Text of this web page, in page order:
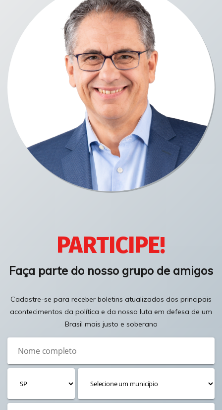
PARTICIPE!
Faça parte do nosso grupo de amigos
Cadastre-se para receber boletins atualizados dos principais
acontecimentos da política e da nossa luta em defesa de um
Brasil mais justo e soberano